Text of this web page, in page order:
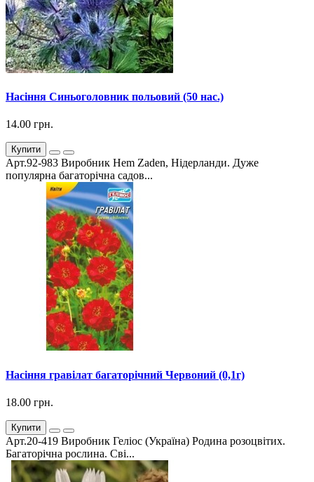
Насіння Синьоголовник польовий (50 нас.)
14.00 грн.
Купити
Арт.92-983 Виробник Hem Zaden, Нідерланди. Дуже
популярна багаторічна садов...
Насіння гравілат багаторічний Червоний (0,1г)
18.00 грн.
Купити
Арт.20-419 Виробник Геліос (Україна) Родина розоцвітих.
Багаторічна рослина. Сві...